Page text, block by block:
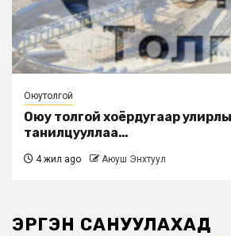
Оюутолгой
Оюу толгой хоёрдугаар
танилцууллаа…
4 жил ago Аюуш Энхтуул
ЭРГЭН САНУУЛАХАД